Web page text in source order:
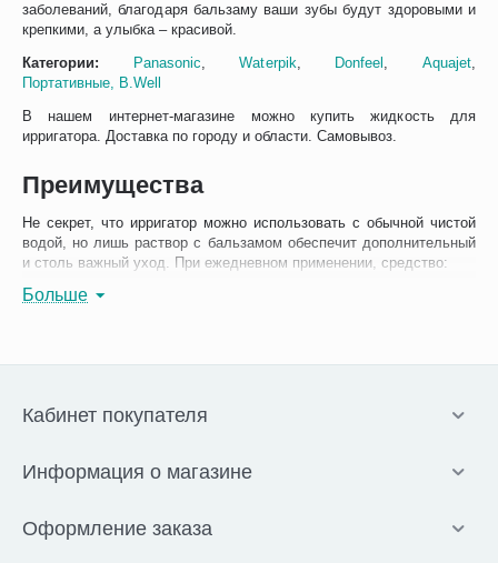
заболеваний, благодаря бальзаму ваши зубы будут здоровыми и
крепкими, а улыбка – красивой.
Категории:
Panasonic,Waterpik, Donfeel , Aquajet,
Портативные, B.Well
В нашем интернет-магазине можно купить жидкость для
ирригатора. Доставка по городу и области. Самовывоз.
Преимущества
Не секрет, что ирригатор можно использовать с обычной чистой
водой, но лишь раствор с бальзамом обеспечит дополнительный
и столь важный уход. При ежедневном применении, средство:
Укрепляют
эмаль
воспалени
е десен
болезненн
ые
Больше
Кабинет покупателя
Информация о магазине
Оформление заказа